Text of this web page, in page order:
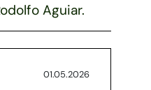
Aguiar.
01.05.2026